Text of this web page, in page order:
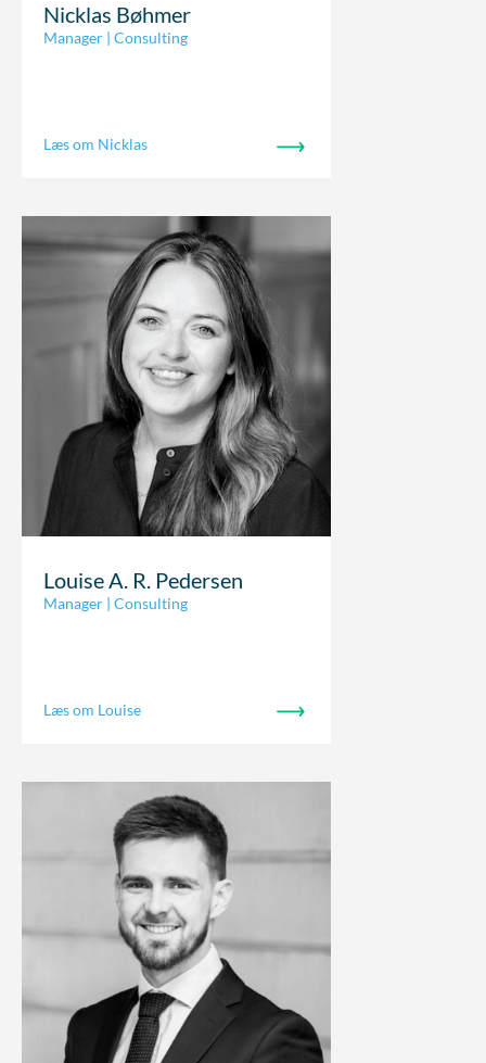
Nicklas Bøhmer
Manager | Consulting
Læs om Nicklas
Louise A. R. Pedersen
Manager | Consulting
Læs om Louise